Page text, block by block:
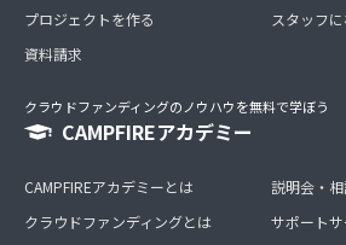
プロジェクトを作る
資料請求
スタッフ
クラウドファンディングのノウハウを無料で学ぼう
CAMPFIREアカデミー
CAMPFIREアカデミーとは
クラウドファンディングとは
説明会・
サポート